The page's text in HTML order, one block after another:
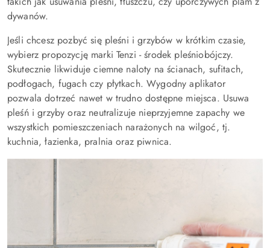
dywanów.
Jeśli chcesz pozbyć się pleśni i grzybów w krótkim czasie,
wybierz propozycję marki Tenzi - środek pleśniobójczy.
Skutecznie likwiduje ciemne naloty na ścianach, sufitach,
podłogach, fugach czy płytkach. Wygodny aplikator
pozwala dotrzeć nawet w trudno dostępne miejsca. Usuwa
pleśń i grzyby oraz neutralizuje nieprzyjemne zapachy we
wszystkich pomieszczeniach narażonych na wilgoć, tj.
kuchnia, łazienka, pralnia oraz piwnica.